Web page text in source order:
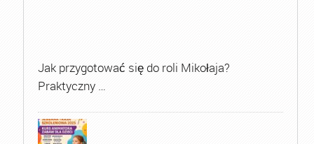
Jak przygotować się do roli Mikołaja?
Praktyczny …